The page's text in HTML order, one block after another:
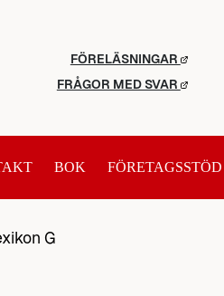
FÖRELÄSNINGAR
FRÅGOR MED SVAR
BOK FÖRETAGSSTÖD
G